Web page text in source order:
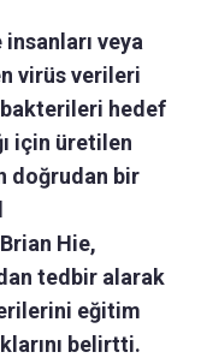
veya
virüs verileri
hedef
için üretilen
doğrudan bir
Hie,
tedbir alarak
eğitim
belirtti.